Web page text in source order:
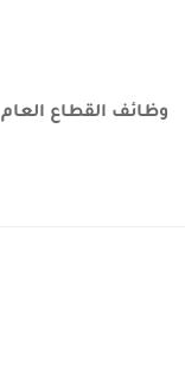
وظائف القطاع العام